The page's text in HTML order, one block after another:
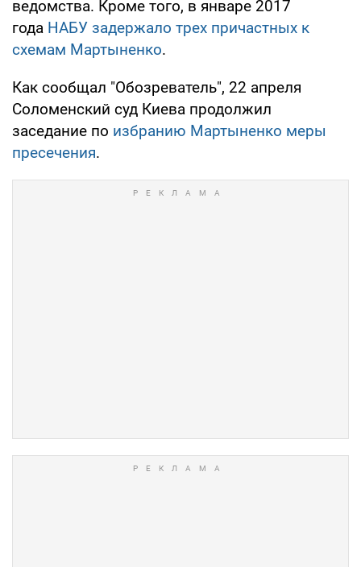
ведомства. Кроме того, в январе 2017
года НАБУ задержало трех причастных к
схемам Мартыненко.
Как сообщал "Обозреватель", 22 апреля
Соломенский суд Киева продолжил
заседание по избранию Мартыненко меры
пресечения.